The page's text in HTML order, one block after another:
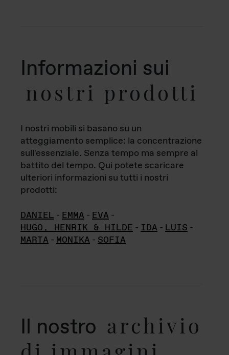
Informazioni sui
nostri prodotti
I nostri mobili si basano su un
atteggiamento semplice: la concentrazione
sull'essenziale. Senza tempo ma sempre al
battito del tempo. Qui potete scaricare
ulteriori informazioni su tutti i nostri
prodotti:
DANIEL - EMMA - EVA -
HUGO, HENRIK & HILDE - IDA - LUIS -
MARTA - MONIKA - SOFIA
Il nostro archivio